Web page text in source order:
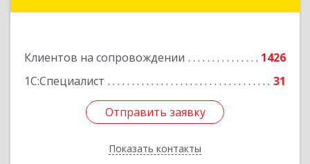
Клиентов на сопровождении
1426
1С:Специалист
31
Отправить заявку
Показать контакты
Отправить заявку
Назад